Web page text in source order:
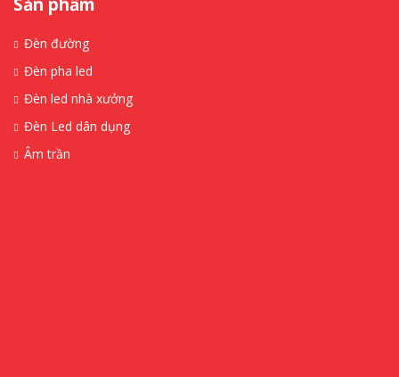
Sản phẩm
Đèn đường
Đèn pha led
Đèn led nhà xưởng
Đèn Led dân dụng
Âm trần